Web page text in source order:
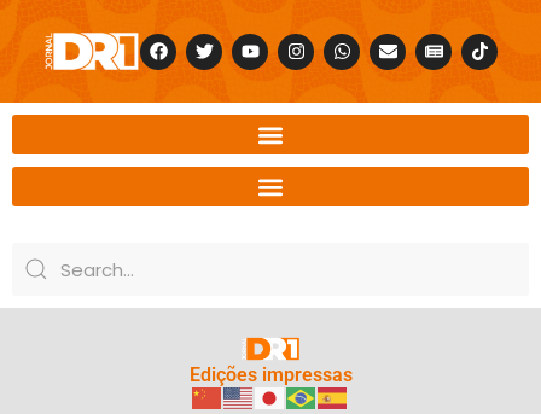
Edições impressas